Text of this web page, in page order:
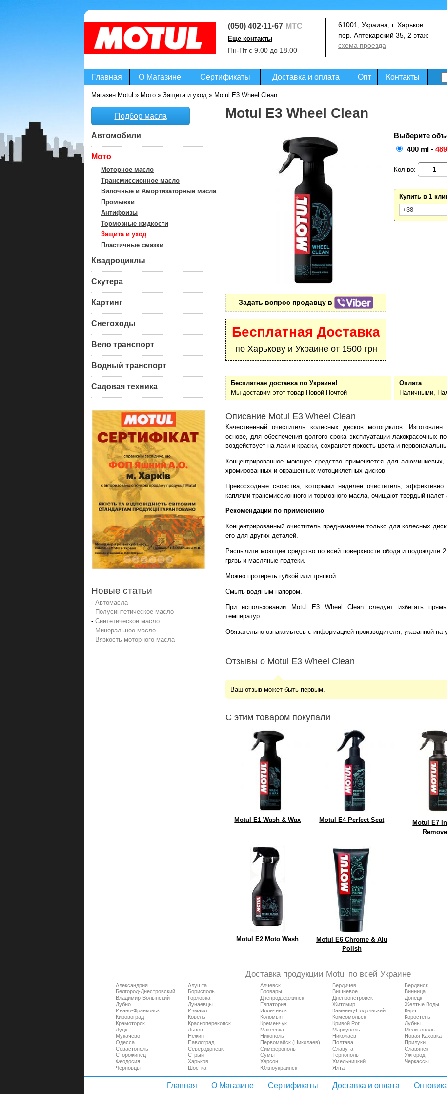
Магазин Motul » Мото » Защита и уход » Motul E3 Wheel Clean
Motul E3 Wheel Clean
Задать вопрос продавцу в
Бесплатная Доставка
по Харькову и Украине от 1500 грн
Выберите
400 ml -
Кол-во:
Купить в 1
Бесплатная доставка по Украине!
Мы доставим этот товар Новой Почтой
Оплата
Наличными,
Описание Motul E3 Wheel Clean
Качественный очиститель колесных дисков мотоциклов. Изготовлен
основе, для обеспечения долгого срока эксплуатации лакокрасочных
воздействует на лаки и краски, сохраняет яркость цвета и
Концентрированное моющее средство применяется для
хромированных и окрашенных мотоциклетных дисков.
Превосходные свойства, которыми наделен очиститель,
каплями трансмиссионного и тормозного масла, очищают твердый налет
Рекомендации по применению
Концентрированный очиститель предназначен только для колесных
его для других деталей.
Распылите моющее средство по всей поверхности обода и подождите
грязь и масляные подтеки.
Можно протереть губкой или тряпкой.
Смыть водяным напором.
При использовании Motul E3 Wheel Clean следует избегать
температур.
Обязательно ознакомьтесь с информацией производителя, указанной на
Отзывы о Motul E3 Wheel Clean
Ваш отзыв может быть первым.
С этим товаром покупали
Motul E1 Wash & Wax Motul E4 Perfect Seat
Motul E7
Motul E2 Moto Wash
Motul E6 Chrome & Alu
Polish
Подбор масла
Автомобили
Мото
Моторное масло
Трансмиссионное масло
Вилочные и Амортизаторные масла
Промывки
Антифризы
Тормозные жидкости
Защита и уход
Пластичные смазки
Квадроциклы
Скутера
Картинг
Снегоходы
Вело транспорт
Водный транспорт
Садовая техника
Новые статьи
- Автомасла
- Полусинтетическое масло
- Синтетическое масло
- Минеральное масло
- Вязкость моторного масла
(050) 402·11·67 МТС
Еще контакты
(093) 364·99·07Life
Пн-Пт с 9.00 до 18.00
61001, Украина, г. Харьков
пер. Аптекарский 35, 2 этаж
схема проезда
Главная О Магазине Сертификаты Доставка и оплата Опт Контакты
Доставка продукции Motul по всей Украине
Александрия Алушта Алчевск Бердичев Бердянск
Белгород-Днестровский
Борисполь Бровары Вишневое Винница
Владимир-Волынский
Горловка Днепродзержинск Днепропетровск Донецк
Дубно
Дунаевцы Евпатория Житомир Желтые Воды
Ивано-Франковск
Измаил Илличевск Каменец-Подольский Керч
Кировоград
Ковель Коломыя Комсомольск Коростень
Крамоторск
Красноперекопск Кременчук Кривой Рог Лубны
Луцк
Львов Макеевка Мариуполь Мелитополь
Мукачево
Нежин Никополь Николаев Новая Каховка
Одесса
Павлоград Первомайск (Николаев) Полтава Прилуки
Севастополь
Северодонецк Симферополь Славута Славянск
Сторожинец
Стрый Сумы Тернополь Ужгород
Феодосия
Харьков Херсон Хмельницкий Черкассы
Черновцы
Шостка Южноукраинск Ялта
Главная О Магазине Сертификаты Доставка и оплата